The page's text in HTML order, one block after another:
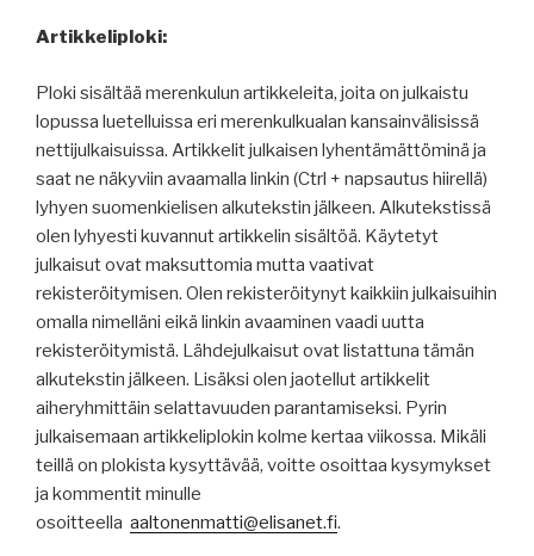
Artikkeliploki:
Ploki sisältää merenkulun artikkeleita, joita on julkaistu
lopussa luetelluissa eri merenkulkualan kansainvälisissä
nettijulkaisuissa. Artikkelit julkaisen lyhentämättöminä ja
saat ne näkyviin avaamalla linkin (Ctrl + napsautus hiirellä)
lyhyen suomenkielisen alkutekstin jälkeen. Alkutekstissä
olen lyhyesti kuvannut artikkelin sisältöä. Käytetyt
julkaisut ovat maksuttomia mutta vaativat
rekisteröitymisen. Olen rekisteröitynyt kaikkiin julkaisuihin
omalla nimelläni eikä linkin avaaminen vaadi uutta
rekisteröitymistä. Lähdejulkaisut ovat listattuna tämän
alkutekstin jälkeen. Lisäksi olen jaotellut artikkelit
aiheryhmittäin selattavuuden parantamiseksi. Pyrin
julkaisemaan artikkeliplokin kolme kertaa viikossa. Mikäli
teillä on plokista kysyttävää, voitte osoittaa kysymykset
ja kommentit minulle
osoitteella aaltonenmatti@elisanet.fi.